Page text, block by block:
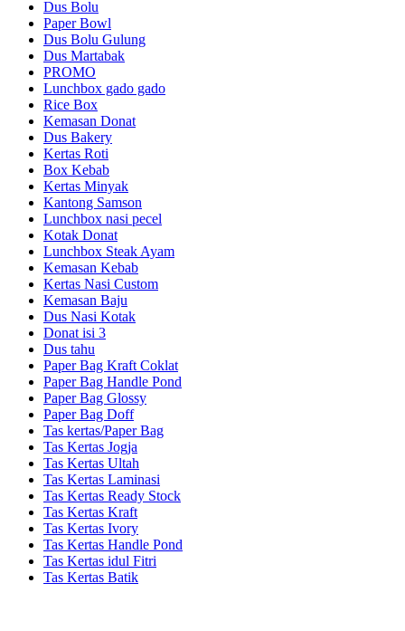
Dus Bolu
Paper Bowl
Dus Bolu Gulung
Dus Martabak
PROMO
Lunchbox gado gado
Rice Box
Kemasan Donat
Dus Bakery
Kertas Roti
Box Kebab
Kertas Minyak
Kantong Samson
Lunchbox nasi pecel
Kotak Donat
Lunchbox Steak Ayam
Kemasan Kebab
Kertas Nasi Custom
Kemasan Baju
Dus Nasi Kotak
Donat isi 3
Dus tahu
Paper Bag Kraft Coklat
Paper Bag Handle Pond
Paper Bag Glossy
Paper Bag Doff
Tas kertas/Paper Bag
Tas Kertas Jogja
Tas Kertas Ultah
Tas Kertas Laminasi
Tas Kertas Ready Stock
Tas Kertas Kraft
Tas Kertas Ivory
Tas Kertas Handle Pond
Tas Kertas idul Fitri
Tas Kertas Batik